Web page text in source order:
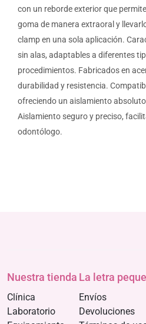
con un reborde exterior que
goma de manera extraoral y
clamp en una sola aplicación.
sin alas, adaptables a diferentes
procedimientos. Fabricados en
durabilidad y resistencia.
ofreciendo un aislamiento
Aislamiento seguro y preciso,
odontólogo.
Nuestra tienda
Clínica
Laboratorio
La letra
Envíos
Devoluciones